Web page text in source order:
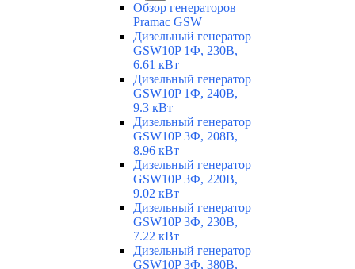
Обзор генераторов
Pramac GSW
Дизельный генератор
GSW10P 1Ф, 230В,
6.61 кВт
Дизельный генератор
GSW10P 1Ф, 240В,
9.3 кВт
Дизельный генератор
GSW10P 3Ф, 208В,
8.96 кВт
Дизельный генератор
GSW10P 3Ф, 220В,
9.02 кВт
Дизельный генератор
GSW10P 3Ф, 230В,
7.22 кВт
Дизельный генератор
GSW10P 3Ф, 380В,